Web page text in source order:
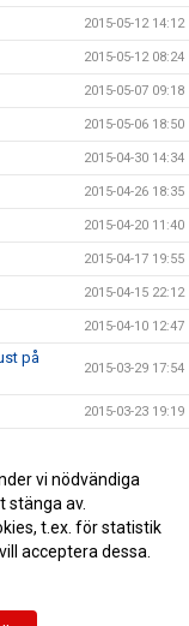
2015-05-12 14:12
2015-05-12 08:24
2015-05-07 09:18
2015-05-06 18:50
2015-04-30 14:34
2015-04-26 18:35
2015-04-20 11:40
2015-04-17 19:55
2015-04-15 22:12
2015-04-10 12:47
på
2015-03-29 17:54
2015-03-23 19:19
2015-03-13 10:10
2015-02-25 09:29
vi nödvändiga
stänga av.
t.ex. för statistik
acceptera dessa.